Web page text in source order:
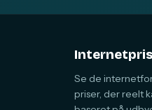
Se de
priser, der reelt